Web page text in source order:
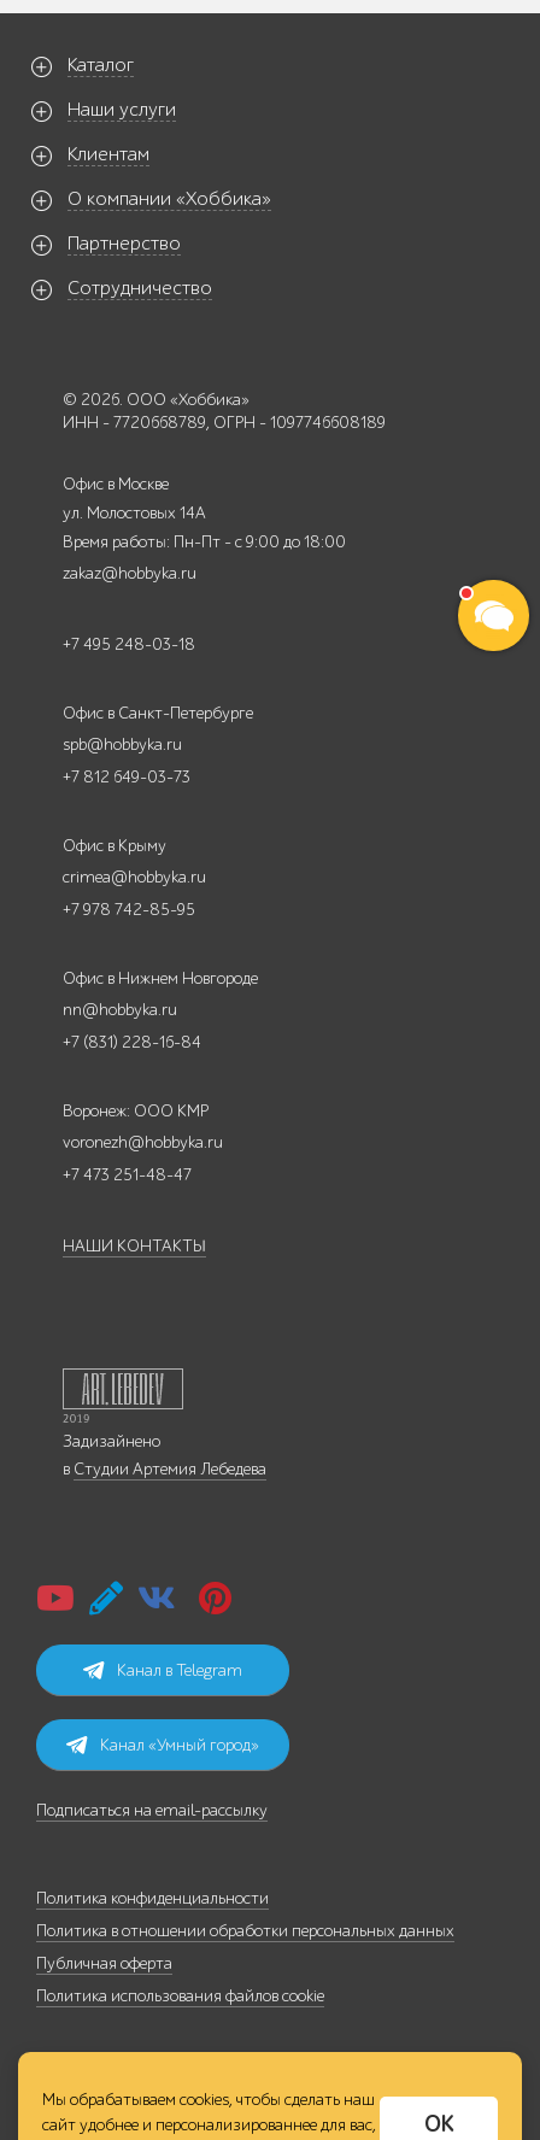
Каталог
Наши услуги
Клиентам
О компании «Хоббика»
Партнерство
Сотрудничество
© 2026. ООО «Хоббика»
ИНН - 7720668789, ОГРН - 1097746608189
Офис в Москве
ул. Молостовых 14А
Время работы: Пн-Пт - с 9:00 до 18:00
zakaz@hobbyka.ru
+7 495 248-03-18
Офис в Санкт-Петербурге
spb@hobbyka.ru
+7 812 649-03-73
Офис в Крыму
crimea@hobbyka.ru
+7 978 742-85-95
Офис в Нижнем Новгороде
nn@hobbyka.ru
+7 (831) 228-16-84
Воронеж: ООО КМР
voronezh@hobbyka.ru
+7 473 251-48-47
НАШИ КОНТАКТЫ
Задизайнено
в Студии Артемия Лебедева
Канал в Telegram
Канал «Умный город»
Подписаться на email-рассылку
Политика конфиденциальности
Политика в отношении обработки персональных данных
Публичная оферта
Политика использования файлов cookie
Мы обрабатываем cookies, чтобы сделать наш
сайт удобнее и персонализированнее для вас,
ОК